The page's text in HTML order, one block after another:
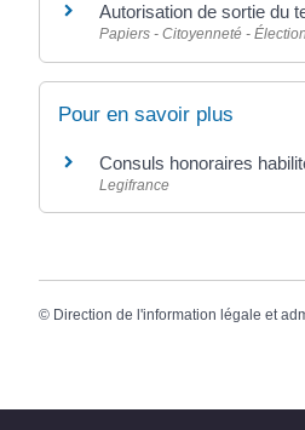
Autorisation de sortie du
Papiers - Citoyenneté -
Pour en savoir plus
Consuls honoraires
Legifrance
© Direction de l'information légale et